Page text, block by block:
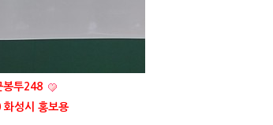
봉투248
성시 홍보용